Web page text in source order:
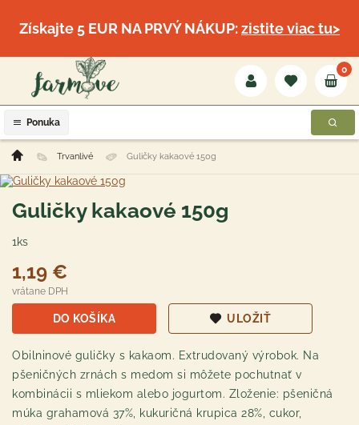
Získajte 5 EUR NA PRVÝ NÁKUP:zistite viac tu>
Ponuka
0
Trvanlivé Guličky kakaové 150g
Guličky kakaové 150g
1ks
1,19 €
vrátane DPH
DO KOŠÍKA ULOŽIŤ
Obilninové guličky s kakaom. Extrudovaný výrobok. Na
pšeničných zrnách s medom si môžete pochutnať v
kombinácii s mliekom alebo jogurtom. Zloženie: pšeničná
múka grahamová 37%, kukuričná krupica 28%, cukor,